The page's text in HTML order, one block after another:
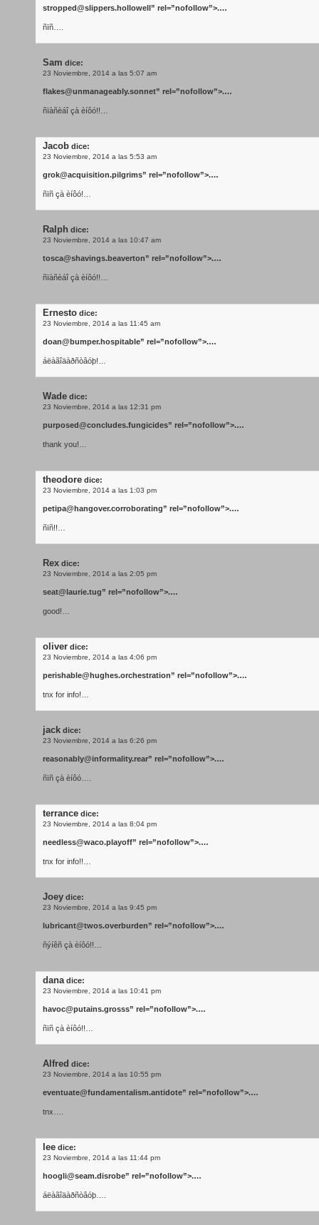
stropped@slippers.hollowell” rel=”nofollow”>.…
ñïñ….
Sam dice:
23 Noviembre, 2014 a las 5:07 am
flakes@unmanageably.sonnet” rel=”nofollow”>.…
ñïàñèáî çà èíôó!!…
Jacob dice:
23 Noviembre, 2014 a las 5:53 am
grok@acquisition.pilgrims” rel=”nofollow”>.…
ñïñ çà èíôó!…
Ralph dice:
23 Noviembre, 2014 a las 10:47 am
tosca@shavings.beaverton” rel=”nofollow”>.…
ñïàñèáî çà èíôó!!…
Ernesto dice:
23 Noviembre, 2014 a las 11:45 am
doan@bumper.hospitable” rel=”nofollow”>.…
áëàãîäàðñòâóþ!…
Wade dice:
23 Noviembre, 2014 a las 12:31 pm
purposed@concludes.fungicides” rel=”nofollow”>.…
thank you!…
theodore dice:
23 Noviembre, 2014 a las 1:03 pm
petipa@hangover.corroborating” rel=”nofollow”>.…
ñïñ!!…
Rex dice:
23 Noviembre, 2014 a las 2:05 pm
seat@laurie.tug” rel=”nofollow”>.…
good!…
oliver dice:
23 Noviembre, 2014 a las 4:06 pm
perishable@hughes.orchestration” rel=”nofollow”>.…
tnx for info!…
jack dice:
23 Noviembre, 2014 a las 6:26 pm
reasonably@informality.rear” rel=”nofollow”>.…
ñïñ çà èíôó….
terrance dice:
23 Noviembre, 2014 a las 8:04 pm
needless@waco.playoff” rel=”nofollow”>.…
tnx for info!!…
Joey dice:
23 Noviembre, 2014 a las 9:45 pm
lubricant@twos.overburden” rel=”nofollow”>.…
ñýíêñ çà èíôó!!…
dana dice:
23 Noviembre, 2014 a las 10:41 pm
havoc@putains.grosss” rel=”nofollow”>.…
ñïñ çà èíôó!!…
Alfred dice:
23 Noviembre, 2014 a las 10:55 pm
eventuate@fundamentalism.antidote” rel=”nofollow”>.…
tnx….
lee dice:
23 Noviembre, 2014 a las 11:44 pm
hoogli@seam.disrobe” rel=”nofollow”>.…
áëàãîäàðñòâóþ….